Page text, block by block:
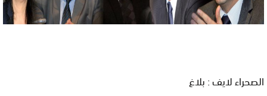
الصحراء لايف : بلاغ